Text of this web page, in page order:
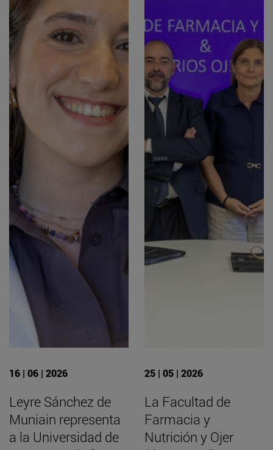
16 | 06 | 2026
Leyre Sánchez de
Muniain representa
a la Universidad de
25 | 05 | 2026
La Facultad de
Farmacia y
Nutrición y Ojer